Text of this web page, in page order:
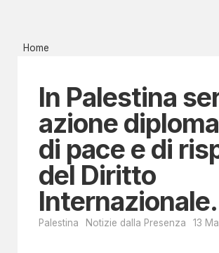
Home
In Palestina
azione
di pace e di
del Diritto
Internazionale.
Palestina Notizie dalla Presenza 13